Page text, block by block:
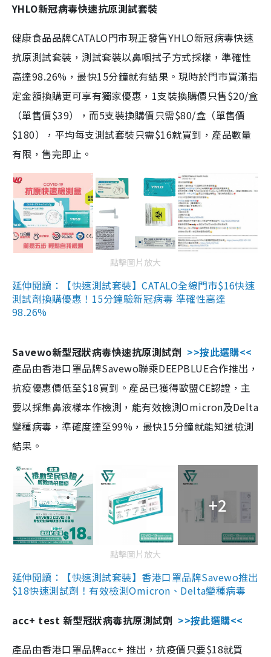
YHLO新冠病毒快速抗原測試套裝
健康食品品牌CATALO門市現正發售YHLO新冠病毒快速
抗原測試套裝，測試套裝以鼻咽拭子方式採樣，準確性
高達98.26%，最快15分鐘就有結果。現時於門市買滿指
定金額換購更可享有獨家優惠，1支裝換購價只售$20/盒
（單售價$39），而5支裝換購價只需$80/盒（單售價
$180），平均每支測試套裝只需$16就買到，產品數量
有限，售完即止。
點擊圖片放大
延伸閱讀：【快速測試套裝】CATALO全線門市$16快速
測試劑換購優惠！15分鐘驗新冠病毒 準確性高達
98.26%
Savewo新型冠狀病毒快速抗原測試劑 >>按此選購<<
產品由香港口罩品牌Savewo聯乘DEEPBLUE合作推出，
抗疫優惠價低至$18買到。產品已獲得歐盟CE認證，主
要以採集鼻液樣本作檢測，能有效檢測Omicron及Delta
變種病毒，準確度達至99%，最快15分鐘就能知道檢測
結果。
+2
點擊圖片放大
延伸閱讀：【快速測試套裝】香港口罩品牌Savewo推出
$18快速測試劑！有效檢測Omicron、Delta變種病毒
acc+ test 新型冠狀病毒抗原測試劑 >>按此選購<<
產品由香港口罩品牌acc+ 推出，抗疫價只要$18就買